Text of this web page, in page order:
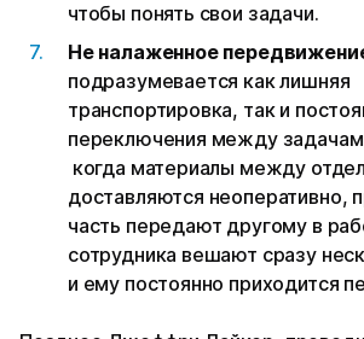
чтобы понять свои задачи.
Не налаженное
подразумевается как лишняя
транспортировка, так и
переключения между
когда материалы между
доставляются неоперативно,
часть передают другому в
сотрудника вешают сразу
и ему постоянно приходится